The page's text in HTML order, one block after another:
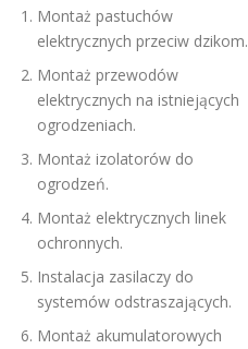
Montaż pastuchów
elektrycznych przeciw dzikom.
Montaż przewodów
elektrycznych na istniejących
ogrodzeniach.
Montaż izolatorów do
ogrodzeń.
Montaż elektrycznych linek
ochronnych.
Instalacja zasilaczy do
systemów odstraszających.
Montaż akumulatorowych